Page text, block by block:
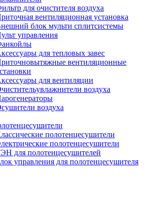
для очистителя воздуха
вентиляционная установка
блок мульти сплитсистемы
управления
для тепловых завес
вентиляционные
для вентиляции
воздуха
воздуха
полотенцесушители
полотенцесушители
для полотенцесушителей
управления для полотенцесушителя